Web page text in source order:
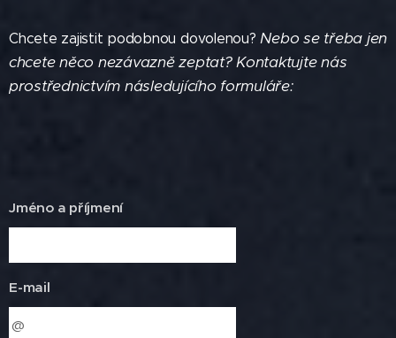
Chcete zajistit podobnou dovolenou?Nebo se třeba jen
chcete něco nezávazně zeptat? Kontaktujte nás
prostřednictvím následujícího formuláře:
Jméno a příjmení
E-mail